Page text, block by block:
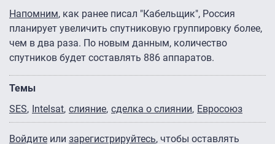
Напомним, как ранее писал "Кабельщик", Россия
планирует увеличить спутниковую группировку более,
чем в два раза. По новым данным, количество
спутников будет составлять 886 аппаратов.
Темы
SES
Intelsat слияние сделка о слиянии Евросоюз
Войдите или зарегистрируйтесь, чтобы оставлять